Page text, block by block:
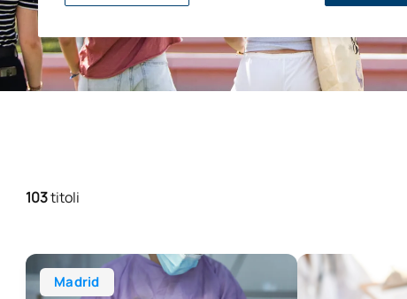
103titoli
Madrid
Master in Formazione Continua in Ortodonzia e Ortopedia
Diploma di